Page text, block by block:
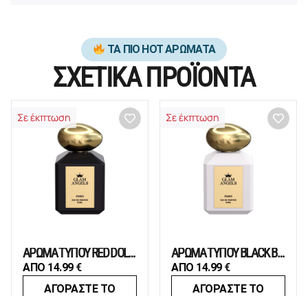
ΤΑ ΠΙΟ HOT ΑΡΩΜΑΤΑ
ΣΧΕΤΙΚΑ ΠΡΟΪΟΝΤΑ
Σε έκπτωση
ΑΡΩΜΑ ΤΥΠΟΥ RED DOLCE & GABBANA
ΑΠΟ 14.99 €
ΑΓΟΡΑΣΤΕ ΤΟ
Σε έκπτωση
ΑΡΩΜΑ ΤΥΠΟΥ BLACK BLACKBERRY
ΑΠΟ 14.99 €
ΑΓΟΡΑΣΤΕ ΤΟ